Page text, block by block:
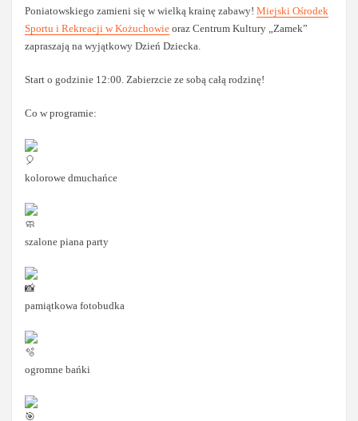
Poniatowskiego zamieni się w wielką krainę zabawy!Miejski Ośrodek
Sportu i Rekreacji w Kożuchowie oraz Centrum Kultury „Zamek”
zapraszają na wyjątkowy Dzień Dziecka.
Start o godzinie 12:00. Zabierzcie ze sobą całą rodzinę!
Co w programie:
kolorowe dmuchańce
szalone piana party
pamiątkowa fotobudka
ogromne bańki